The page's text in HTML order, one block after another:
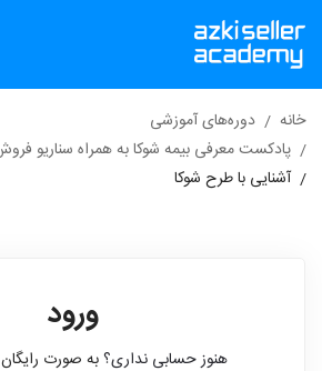
خانه
دوره‌های آموزشی
پادکست معرفی بیمه شوکا به همراه سناریو
آشنایی با طرح شوکا
ورود
هنوز حسابی نداری؟به صورت